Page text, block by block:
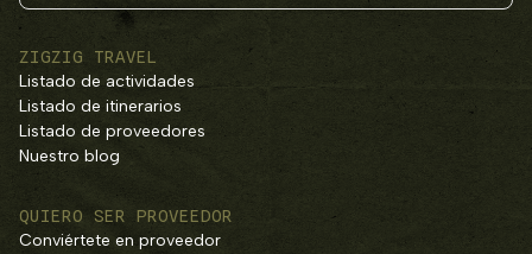
ZIGZIG TRAVEL
Listado de actividades
Listado de itinerarios
Listado de proveedores
Nuestro blog
QUIERO SER PROVEEDOR
Conviértete en proveedor